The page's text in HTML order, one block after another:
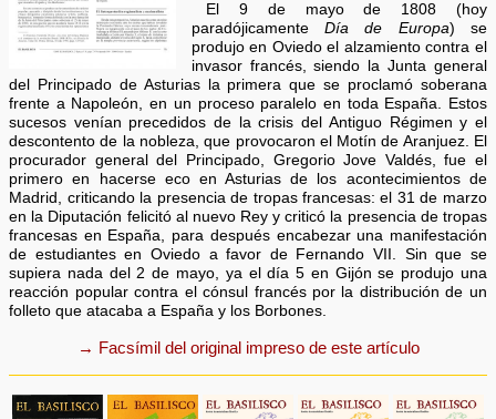
El 9 de mayo de 1808 (hoy
paradójicamenteDía de Europa) se
produjo en Oviedo el alzamiento contra el
invasor francés, siendo la Junta general
del Principado de Asturias la primera que se proclamó soberana
frente a Napoleón, en un proceso paralelo en toda España. Estos
sucesos venían precedidos de la crisis del Antiguo Régimen y el
descontento de la nobleza, que provocaron el Motín de Aranjuez. El
procurador general del Principado, Gregorio Jove Valdés, fue el
primero en hacerse eco en Asturias de los acontecimientos de
Madrid, criticando la presencia de tropas francesas: el 31 de marzo
en la Diputación felicitó al nuevo Rey y criticó la presencia de tropas
francesas en España, para después encabezar una manifestación
de estudiantes en Oviedo a favor de Fernando VII. Sin que se
supiera nada del 2 de mayo, ya el día 5 en Gijón se produjo una
reacción popular contra el cónsul francés por la distribución de un
folleto que atacaba a España y los Borbones.
→ Facsímil del original impreso de este artículo